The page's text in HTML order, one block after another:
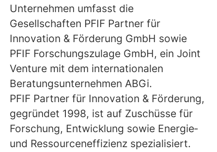
Unternehmen umfasst die
Gesellschaften PFIF Partner für
Innovation & Förderung GmbH sowie
PFIF Forschungszulage GmbH, ein Joint
Venture mit dem internationalen
Beratungsunternehmen ABGi.
PFIF Partner für Innovation & Förderung,
gegründet 1998, ist auf Zuschüsse für
Forschung, Entwicklung sowie Energie‑
und Ressourceneffizienz spezialisiert.